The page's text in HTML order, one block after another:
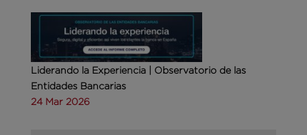
Liderando la Experiencia | Observatorio de las
Entidades Bancarias
24 Mar 2026